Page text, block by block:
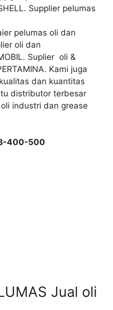
Supplier pelumas
pelumas oli dan
oli dan
Suplier oli &
Kami juga
dan kuantitas
distributor terbesar
industri dan grease
400-500
Jual oli